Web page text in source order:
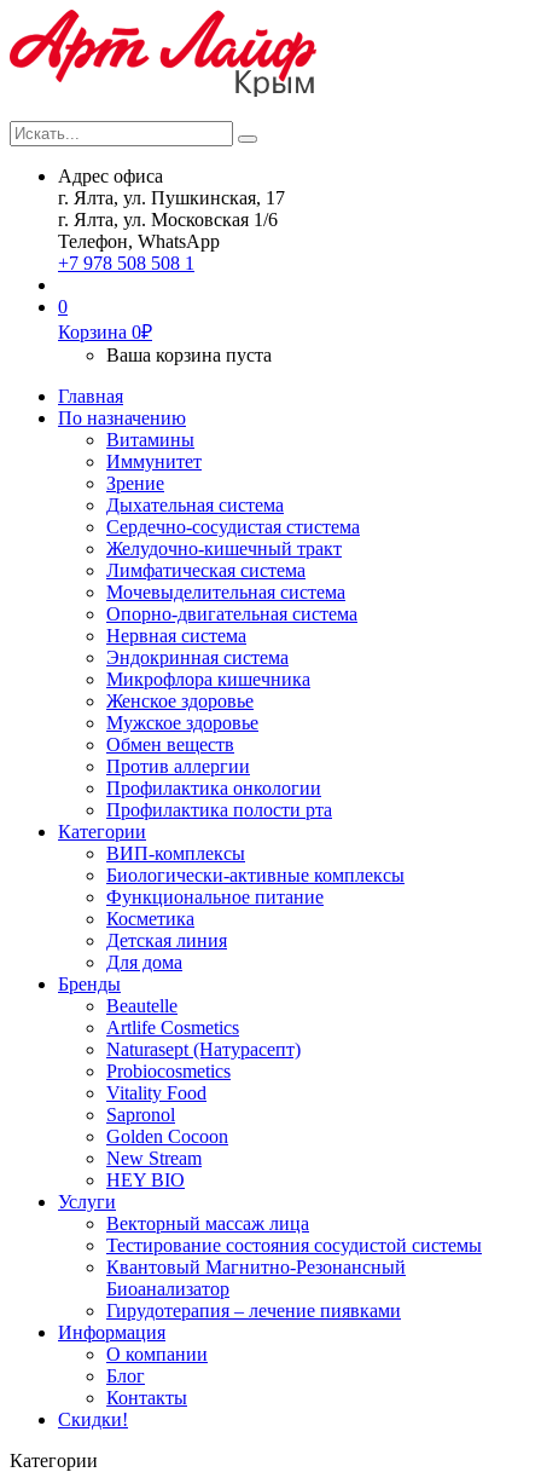
Search
Адрес офиса
г. Ялта, ул. Пушкинская, 17
г. Ялта, ул. Московская 1/6
Телефон, WhatsApp
+7 978 508 508 1
0
Корзина 0₽
Ваша корзина пуста
Главная
По назначению
Витамины
Иммунитет
Зрение
Дыхательная система
Сердечно-сосудистая стистема
Желудочно-кишечный тракт
Лимфатическая система
Мочевыделительная система
Опорно-двигательная система
Нервная система
Эндокринная система
Микрофлора кишечника
Женское здоровье
Мужское здоровье
Обмен веществ
Против аллергии
Профилактика онкологии
Профилактика полости рта
Категории
ВИП-комплексы
Биологически-активные комплексы
Функциональное питание
Косметика
Детская линия
Для дома
Бренды
Beautelle
Artlife Cosmetics
Naturasept (Натурасепт)
Probiocosmetics
Vitality Food
Sapronol
Golden Cocoon
New Stream
HEY BIO
Услуги
Векторный массаж лица
Тестирование состояния сосудистой системы
Квантовый Магнитно-Резонансный
Биоанализатор
Гирудотерапия – лечение пиявками
Информация
О компании
Блог
Контакты
Скидки!
Категории